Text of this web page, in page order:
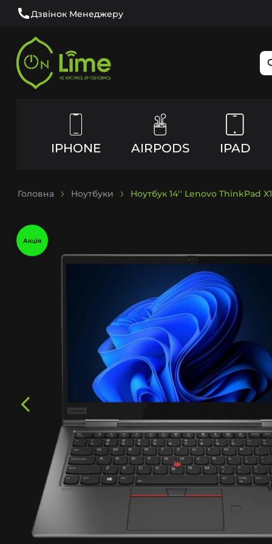
Дзвінок Менеджеру
IPHONE AIRPODS IPAD
Головна Ноутбуки Ноутбук 14'' Lenovo ThinkPad
Акція